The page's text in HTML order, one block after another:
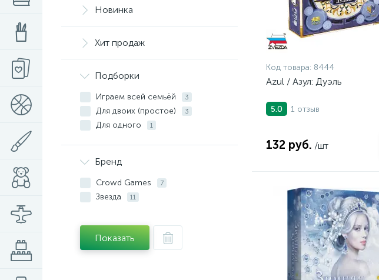
Новинка
Хит продаж
Подборки
Играем всей семьёй 3
Для двоих (простое) 3
Для одного 1
Бренд
Crowd Games 7
Звезда 11
Показать
Код товара: 8444
Azul / Азул: Дуэль
5.0 1 отзыв
132 руб. /шт